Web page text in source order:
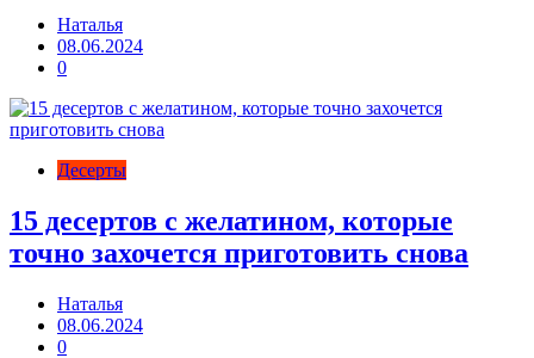
Наталья
08.06.2024
0
Десерты
15 десертов с желатином, которые
точно захочется приготовить снова
Наталья
08.06.2024
0